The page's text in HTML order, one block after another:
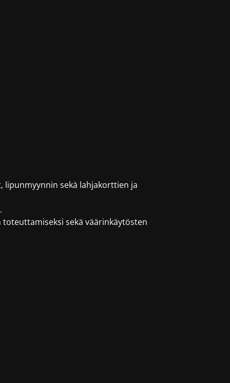
sekä lahjakorttien ja
sekä väärinkäytösten